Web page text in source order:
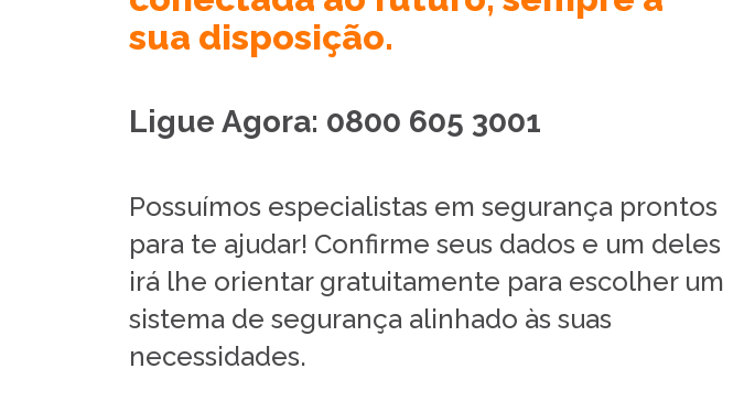
sua disposição.
Ligue Agora: 0800 605 3001
Possuímos especialistas em segurança prontos
para te ajudar! Confirme seus dados e um deles
irá lhe orientar gratuitamente para escolher um
sistema de segurança alinhado às suas
necessidades.